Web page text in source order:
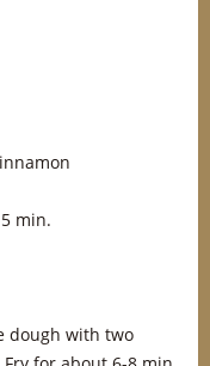
min.
dough with two